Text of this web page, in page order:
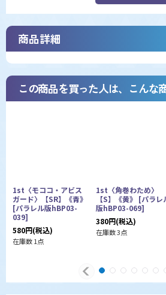
商品詳細
この商品を買った人は、こんな
1st〈モココ・アビス
ガード〉【SR】《青》
[パラレル版hBP03-
039]
580円(税込)
在庫数 1点
1st〈角巻わため〉
【S】《黄》 [パラレ
版hBP03-069]
380円(税込)
在庫数 3点